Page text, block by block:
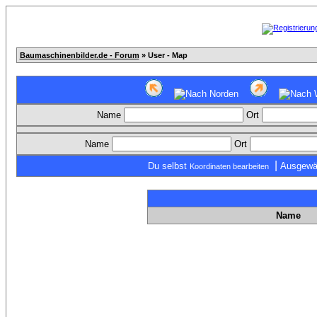
Baumaschinenbilder.de - Forum » User - Map
Name Ort
Name Ort
Du selbst Koordinaten bearbeiten
Name